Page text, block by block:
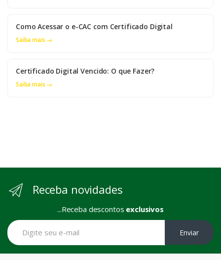
Como Acessar o e-CAC com Certificado Digital
Saiba mais →
Certificado Digital Vencido: O que Fazer?
Saiba mais →
Receba novidades
...Receba descontos exclusivos
Enviar